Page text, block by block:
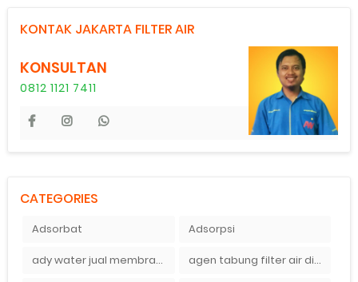
KONTAK JAKARTA FILTER AIR
KONSULTAN
0812 1121 7411
CATEGORIES
Adsorbat Adsorpsi
ady water jual membran ro 2000 gpd harganya sangat murah agen tabung filter air di bandung